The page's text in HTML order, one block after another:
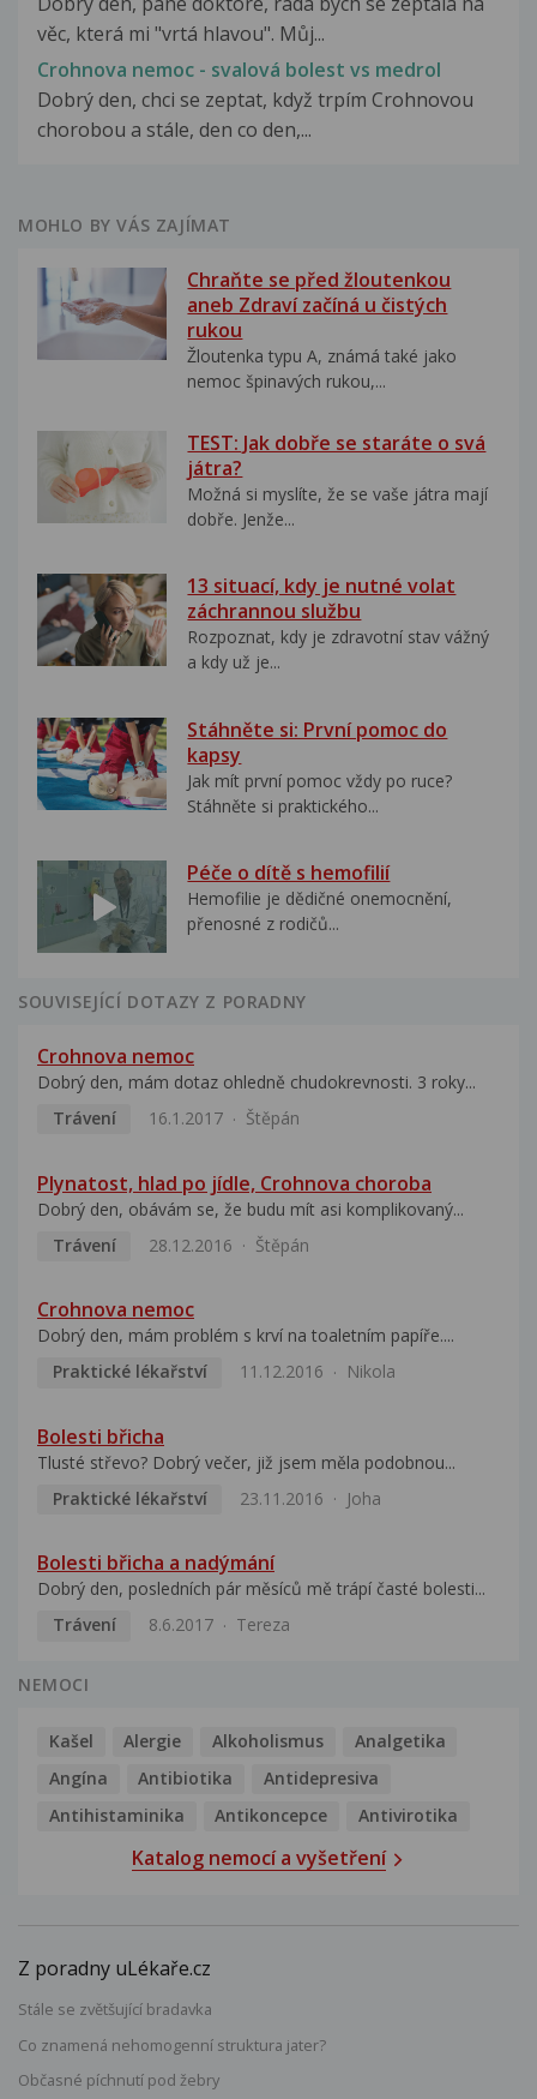
věc, která mi "vrtá hlavou". Můj...
Crohnova nemoc - svalová bolest vs medrol
Dobrý den, chci se zeptat, když trpím Crohnovou
chorobou a stále, den co den,...
MOHLO BY VÁS ZAJÍMAT
Chraňte se před žloutenkou
aneb Zdraví začíná u čistých
rukou
Žloutenka typu A, známá také jako
nemoc špinavých rukou,...
TEST: Jak dobře se staráte o svá
játra?
Možná si myslíte, že se vaše játra mají
dobře. Jenže...
13 situací, kdy je nutné volat
záchrannou službu
Rozpoznat, kdy je zdravotní stav vážný
a kdy už je...
Stáhněte si: První pomoc do
kapsy
Jak mít první pomoc vždy po ruce?
Stáhněte si praktického...
Péče o dítě s hemofilií
Hemofilie je dědičné onemocnění,
přenosné z rodičů...
SOUVISEJÍCÍ DOTAZY Z PORADNY
Crohnova nemoc
Dobrý den, mám dotaz ohledně chudokrevnosti. 3 roky...
Trávení
16.1.2017 Štěpán
Plynatost, hlad po jídle, Crohnova choroba
Dobrý den, obávám se, že budu mít asi komplikovaný...
Trávení
28.12.2016 Štěpán
Crohnova nemoc
Dobrý den, mám problém s krví na toaletním papíře....
Praktické lékařství
11.12.2016 Nikola
Bolesti břicha
Tlusté střevo? Dobrý večer, již jsem měla podobnou...
Praktické lékařství
23.11.2016 Joha
Bolesti břicha a nadýmání
Dobrý den, posledních pár měsíců mě trápí časté bolesti...
Trávení
8.6.2017 Tereza
NEMOCI
Kašel Alergie Alkoholismus
Analgetika
Angína
Antibiotika
Antidepresiva
Antihistaminika
Antikoncepce Antivirotika
Katalog nemocí a vyšetření
Z poradny uLékaře.cz
Stále se zvětšující bradavka
Co znamená nehomogenní struktura jater?
Občasné píchnutí pod žebry